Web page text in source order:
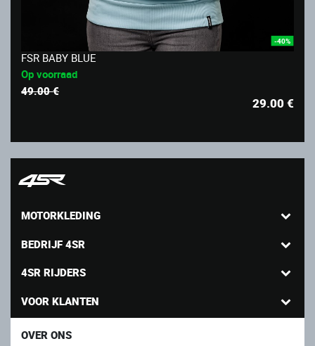
-40%
FSR BABY BLUE
Op voorraad
49.00 €
29.00€
MOTORKLEDING
BEDRIJF 4SR
4SR RIJDERS
VOOR KLANTEN
OVER ONS